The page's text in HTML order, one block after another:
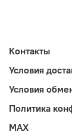
Контакты
Условия
Условия
Политика
MAX